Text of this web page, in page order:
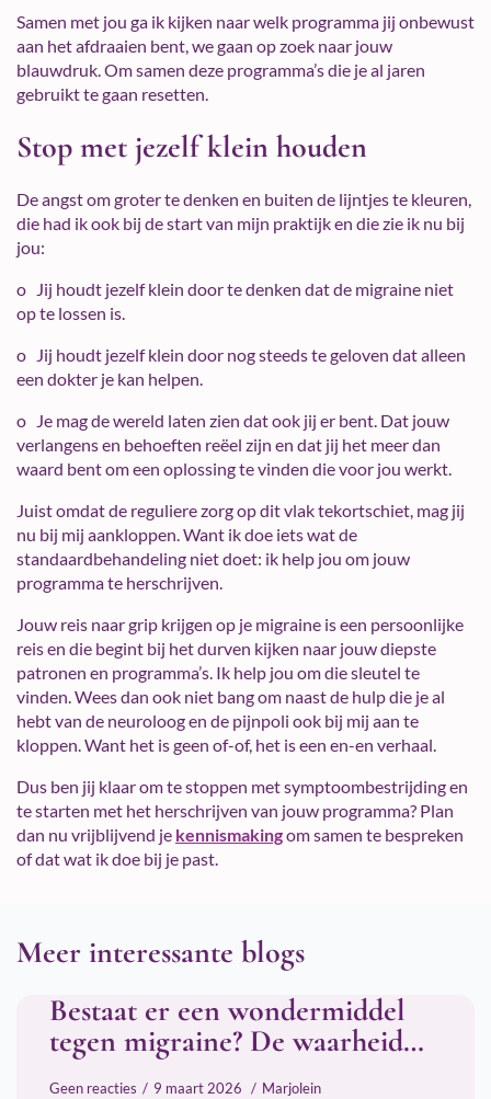
Samen met jou ga ik kijken naar welk programma jij onbewust
aan het afdraaien bent, we gaan op zoek naar jouw
blauwdruk. Om samen deze programma’s die je al jaren
gebruikt te gaan resetten.
Stop met jezelf klein houden
De angst om groter te denken en buiten de lijntjes te kleuren,
die had ik ook bij de start van mijn praktijk en die zie ik nu bij
jou:
o Jij houdt jezelf klein door te denken dat de migraine niet
op te lossen is.
o Jij houdt jezelf klein door nog steeds te geloven dat alleen
een dokter je kan helpen.
o Je mag de wereld laten zien dat ook jij er bent. Dat jouw
verlangens en behoeften reëel zijn en dat jij het meer dan
waard bent om een oplossing te vinden die voor jou werkt.
Juist omdat de reguliere zorg op dit vlak tekortschiet, mag jij
nu bij mij aankloppen. Want ik doe iets wat de
standaardbehandeling niet doet: ik help jou om jouw
programma te herschrijven.
Jouw reis naar grip krijgen op je migraine is een persoonlijke
reis en die begint bij het durven kijken naar jouw diepste
patronen en programma’s. Ik help jou om die sleutel te
vinden. Wees dan ook niet bang om naast de hulp die je al
hebt van de neuroloog en de pijnpoli ook bij mij aan te
kloppen. Want het is geen of-of, het is een en-en verhaal.
Dus ben jij klaar om te stoppen met symptoombestrijding en
te starten met het herschrijven van jouw programma? Plan
dan nu vrijblijvend je kennismakingom samen te bespreken
of dat wat ik doe bij je past.
Meer interessante blogs
Bestaat er een wondermiddel
tegen migraine? De waarheid…
Geen reacties 9 maart 2026 Marjolein